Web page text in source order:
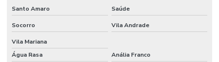
Etiquetas Tag Para Roupas
Etiquetas Tag Para Roupas Em Santa Catarina
Etiquetas Tag Para Roupas No Rio Grande Do Sul
Santo Amaro Saúde
Socorro Vila Andrade
Vila Mariana
Água Rasa
Anália Franco